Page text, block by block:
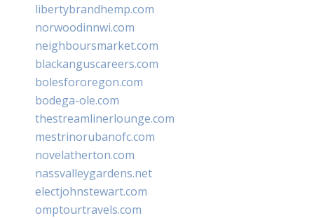
libertybrandhemp.com
norwoodinnwi.com
neighboursmarket.com
blackanguscareers.com
bolesfororegon.com
bodega-ole.com
thestreamlinerlounge.com
mestrinorubanofc.com
novelatherton.com
nassvalleygardens.net
electjohnstewart.com
omptourtravels.com